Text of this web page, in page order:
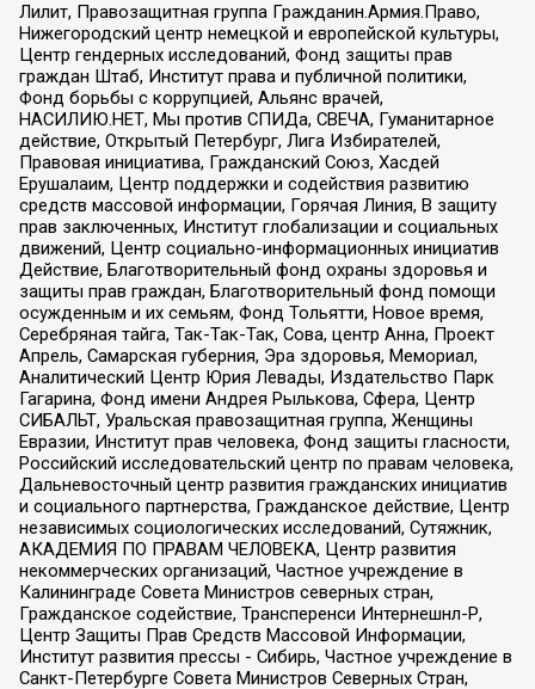
Лилит, Правозащитная группа Гражданин.Армия.Право,
Нижегородский центр немецкой и европейской культуры,
Центр гендерных исследований, Фонд защиты прав
граждан Штаб, Институт права и публичной политики,
Фонд борьбы с коррупцией, Альянс врачей,
НАСИЛИЮ.НЕТ, Мы против СПИДа, СВЕЧА, Гуманитарное
действие, Открытый Петербург, Лига Избирателей,
Правовая инициатива, Гражданский Союз, Хасдей
Ерушалаим, Центр поддержки и содействия развитию
средств массовой информации, Горячая Линия, В защиту
прав заключенных, Институт глобализации и социальных
движений, Центр социально-информационных инициатив
Действие, Благотворительный фонд охраны здоровья и
защиты прав граждан, Благотворительный фонд помощи
осужденным и их семьям, Фонд Тольятти, Новое время,
Серебряная тайга, Так-Так-Так, Сова, центр Анна, Проект
Апрель, Самарская губерния, Эра здоровья, Мемориал,
Аналитический Центр Юрия Левады, Издательство Парк
Гагарина, Фонд имени Андрея Рылькова, Сфера, Центр
СИБАЛЬТ, Уральская правозащитная группа, Женщины
Евразии, Институт прав человека, Фонд защиты гласности,
Российский исследовательский центр по правам человека,
Дальневосточный центр развития гражданских инициатив
и социального партнерства, Гражданское действие, Центр
независимых социологических исследований, Сутяжник,
АКАДЕМИЯ ПО ПРАВАМ ЧЕЛОВЕКА, Центр развития
некоммерческих организаций, Частное учреждение в
Калининграде Совета Министров северных стран,
Гражданское содействие, Трансперенси Интернешнл-Р,
Центр Защиты Прав Средств Массовой Информации,
Институт развития прессы - Сибирь, Частное учреждение в
Санкт-Петербурге Совета Министров Северных Стран,